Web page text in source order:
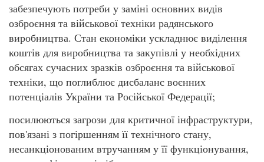
забезпечують потреби у заміні основних видів
озброєння та військової техніки радянського
виробництва. Стан економіки ускладнює виділення
коштів для виробництва та закупівлі у необхідних
обсягах сучасних зразків озброєння та військової
техніки, що поглиблює дисбаланс воєнних
потенціалів України та Російської Федерації;
посилюються загрози для критичної інфраструктури,
пов'язані з погіршенням її технічного стану,
несанкціонованим втручанням у її функціонування,